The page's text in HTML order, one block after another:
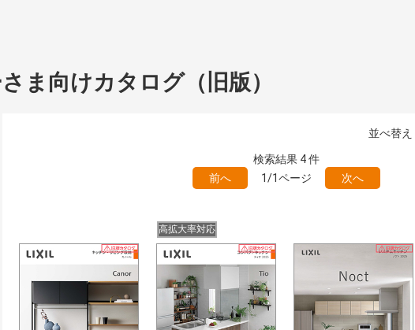
ま向けカタログ（旧版）
並べ替え
検索結果 4件
前へ
1/1ページ 次へ
高拡大率対応